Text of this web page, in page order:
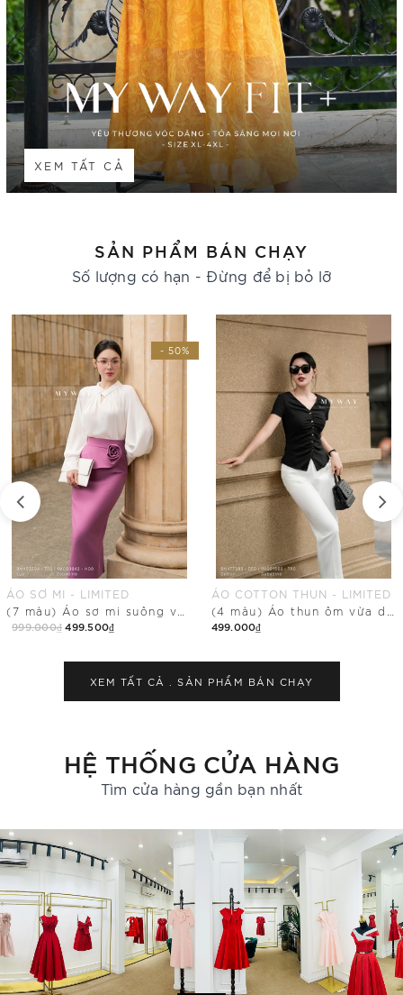
XEM TẤT CẢ
SẢN PHẨM BÁN CHẠY
Số lượng có hạn - Đừng để bị bỏ lỡ
ÁO COTTON THUN - LIMITED
499.000₫
- 30%
QUẦN SUÔNG - LIMITED
499.500₫
XEM TẤT CẢ . SẢN PHẨM BÁN CHẠY
HỆ THỐNG CỬA HÀNG
Tìm cửa hàng gần bạn nhất